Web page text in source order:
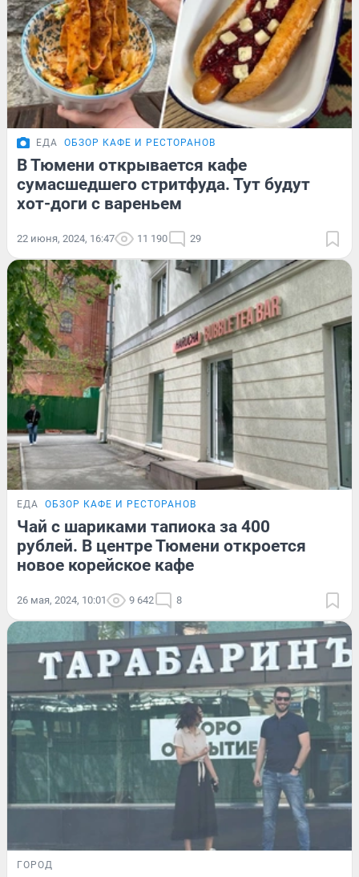
ЕДА ОБЗОР КАФЕ И РЕСТОРАНОВ
В Тюмени открывается кафе
сумасшедшего стритфуда. Тут будут
хот-доги с вареньем
22 июня, 2024, 16:47 11 190 29
ЕДА ОБЗОР КАФЕ И РЕСТОРАНОВ
Чай с шариками тапиока за 400
рублей. В центре Тюмени откроется
новое корейское кафе
26 мая, 2024, 10:01 9 642 8
ГОРОД